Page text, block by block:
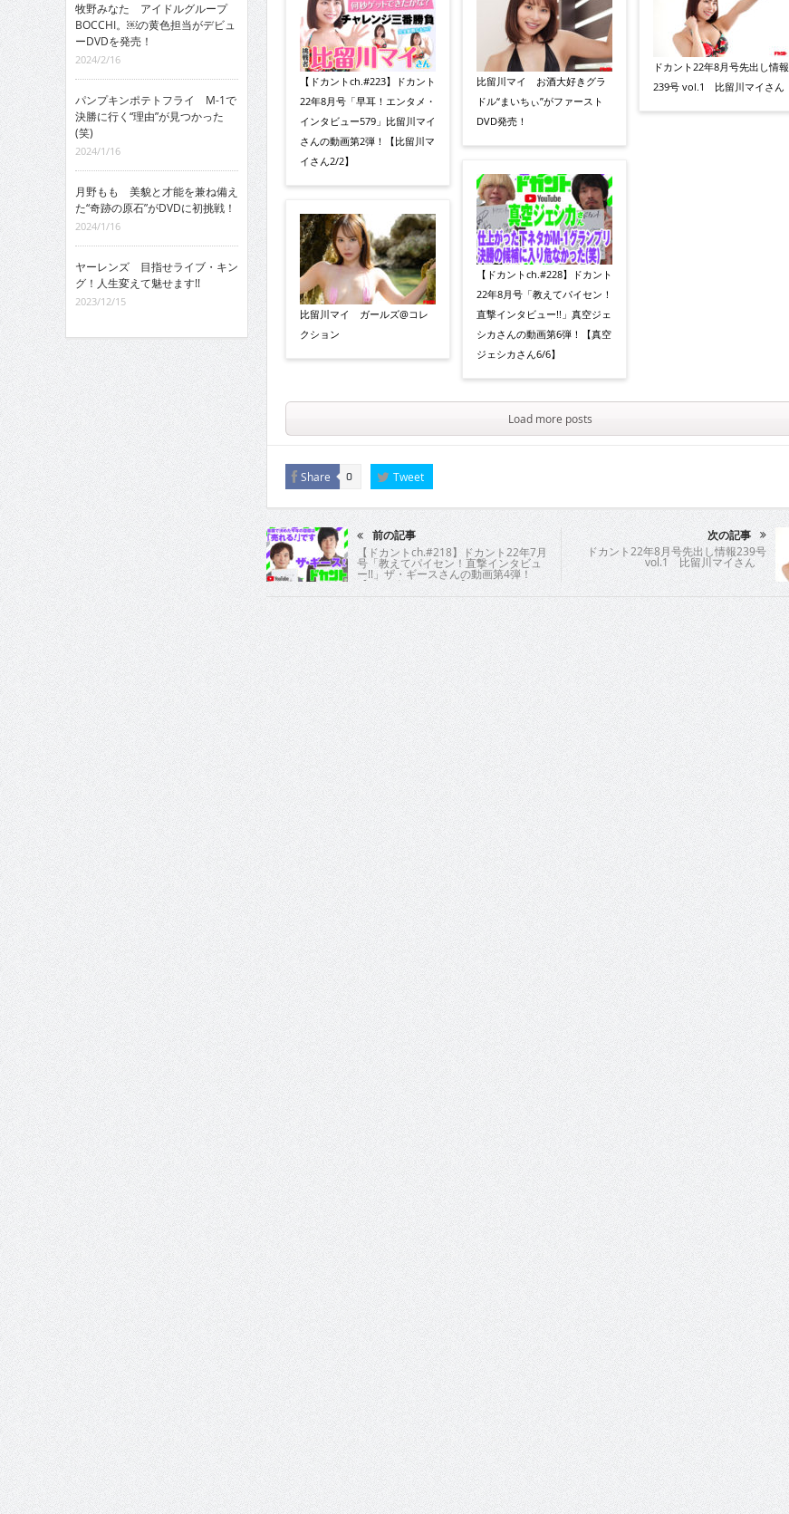
【ドカントch.#223】ドカント
22年8月号「早耳！エンタメ・
インタビュー579」比留川マイ
さんの動画第2弾！【比留川マ
イさん2/2】
比留川マイ ガールズ@コレ
クション
比留川マイ お酒大好きグラ
ドル“まいちぃ”がファースト
DVD発売！
【ドカントch.#228】ドカント
22年8月号「教えてパイセン！
直撃インタビュー!!」真空ジェ
シカさんの動画第6弾！【真空
ジェシカさん6/6】
ドカント22年8月号先出し情報
239号 vol.1 比留川マイさん
Load more posts
Share 0 Tweet
前の記事
【ドカントch.#218】ドカント22年7月
号「教えてパイセン！直撃インタビュ
ー!!」ザ・ギースさんの動画第4弾！
【ザ・ギースさん4/4】
次の記事
ドカント22年8月号先出し情報239号
vol.1 比留川マイさん
牧野みなた アイドルグループ
BOCCHI。￼の黄色担当がデビュ
ーDVDを発売！
2024/2/16
パンプキンポテトフライ M-1で
決勝に行く“理由”が見つかった
(笑)
2024/1/16
月野もも 美貌と才能を兼ね備え
た“奇跡の原石”がDVDに初挑戦！
2024/1/16
ヤーレンズ 目指せライブ・キン
グ！人生変えて魅せます!!
2023/12/15